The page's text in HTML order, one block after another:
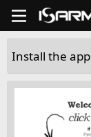
Install the app